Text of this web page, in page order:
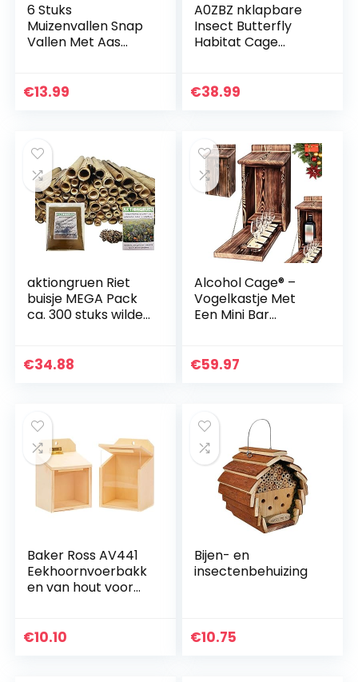
6 Stuks
Muizenvallen Snap
Vallen Met Aas
Muis Controle,
€13.99
A0ZBZ nklapbare
Insect Butterfly
Habitat Cage
Cage Transmissie
€38.99
aktiongruen Riet
buisje MEGA Pack
ca. 300 stuks wilde
knutselspullen 12
€34.88
Alcohol Cage® –
Vogelkastje Met
Een Mini Bar
Grappig
€59.97
Baker Ross AV441
Eekhoornvoerbakk
en van hout voor
decoratie-idee om
€10.10
Bijen- en
insectenbehuizing
€10.75